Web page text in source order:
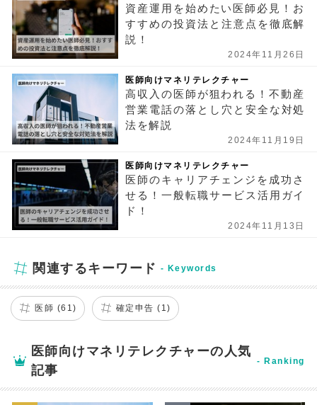
資産運用を始めたい医師必見！お
すすめの投資法と注意点を徹底解
説！
2024年11月26日
医師向けマネリテレクチャー
高収入の医師が狙われる！不動産
営業電話の落とし穴と安全な対処
法を解説
2024年11月19日
医師向けマネリテレクチャー
医師のキャリアチェンジを成功さ
せる！一般転職サービス活用ガイ
ド！
2024年11月13日
関連するキーワード
医師 (61) 確定申告 (1)
医師向けマネリテレクチャーの人気
記事